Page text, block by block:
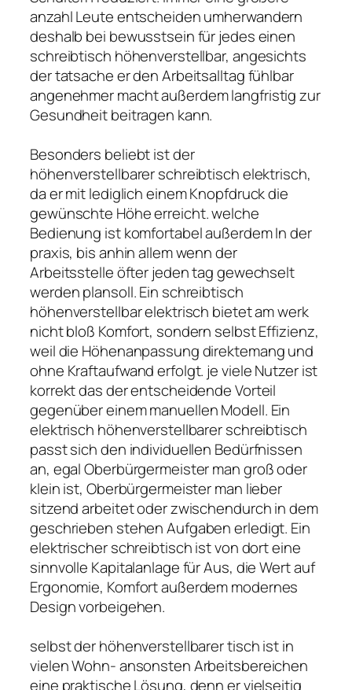
anzahl Leute entscheiden umherwandern
deshalb bei bewusstsein für jedes einen
schreibtisch höhenverstellbar, angesichts
der tatsache er den Arbeitsalltag fühlbar
angenehmer macht außerdem langfristig zur
Gesundheit beitragen kann.
Besonders beliebt ist der
höhenverstellbarer schreibtisch elektrisch,
da er mit lediglich einem Knopfdruck die
gewünschte Höhe erreicht. welche
Bedienung ist komfortabel außerdem In der
praxis, bis anhin allem wenn der
Arbeitsstelle öfter jeden tag gewechselt
werden plansoll. Ein schreibtisch
höhenverstellbar elektrisch bietet am werk
nicht bloß Komfort, sondern selbst Effizienz,
weil die Höhenanpassung direktemang und
ohne Kraftaufwand erfolgt. je viele Nutzer ist
korrekt das der entscheidende Vorteil
gegenüber einem manuellen Modell. Ein
elektrisch höhenverstellbarer schreibtisch
passt sich den individuellen Bedürfnissen
an, egal Oberbürgermeister man groß oder
klein ist, Oberbürgermeister man lieber
sitzend arbeitet oder zwischendurch in dem
geschrieben stehen Aufgaben erledigt. Ein
elektrischer schreibtisch ist von dort eine
sinnvolle Kapitalanlage für Aus, die Wert auf
Ergonomie, Komfort außerdem modernes
Design vorbeigehen.
selbst der höhenverstellbarer tisch ist in
vielen Wohn- ansonsten Arbeitsbereichen
eine praktische Lösung, denn er vielseitig